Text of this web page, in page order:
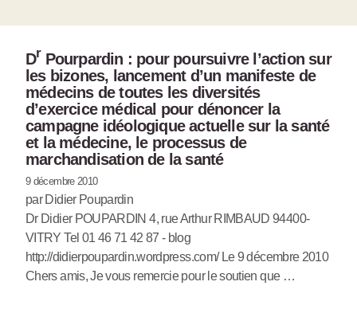
Dr Pourpardin : pour poursuivre l’action sur
les bizones, lancement d’un manifeste de
médecins de toutes les diversités
d’exercice médical pour dénoncer la
campagne idéologique actuelle sur la santé
et la médecine, le processus de
marchandisation de la santé
9 décembre 2010
par Didier Poupardin
Dr Didier POUPARDIN 4, rue Arthur RIMBAUD 94400-
VITRY Tel 01 46 71 42 87 - blog
http://didierpoupardin.wordpress.com/ Le 9 décembre 2010
Chers amis, Je vous remercie pour le soutien que …